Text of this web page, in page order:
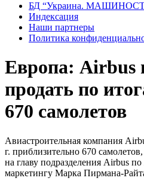
БД “Украина.
Индекcация
Наши партнеры
Политика
Европа: Airbus
продать по
670 самолетов
Авиастроительная компания
г. приблизительно 670
на главу подразделения Airbus
маркетингу Марка Пирмана-